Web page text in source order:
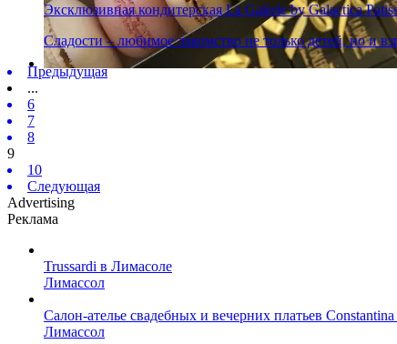
Эксклюзивная кондитерская La Galerie by Galactica
Сладости – любимое лакомство не только детей, но и
Предыдущая
...
6
7
8
9
10
Следующая
Advertising
Реклама
Trussardi в Лимасоле
Лимассол
Салон-ателье свадебных и вечерних платьев
Лимассол